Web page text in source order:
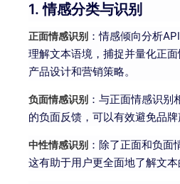
1. 情感分类与识别
正面情感识别 ：情感倾向分析
理解文本语境，捕捉并量化正
产品设计和营销策略。
负面情感识别 ：与正面情感识
的负面反馈，可以有效避免品
中性情感识别 ：除了正面和负
这有助于用户更全面地了解文